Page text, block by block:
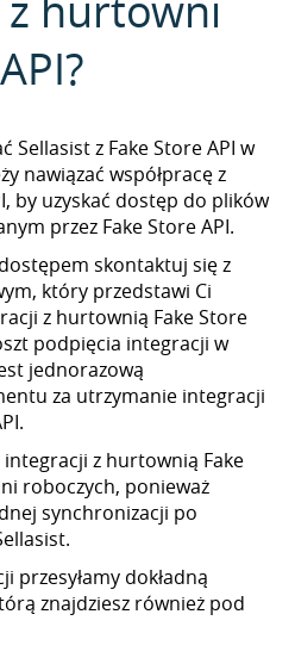
Sellasist z Fake Store API w
nawiązać współpracę z
by uzyskać dostęp do plików
przez Fake Store API.
skontaktuj się z
który przedstawi Ci
z hurtownią Fake Store
podpięcia integracji w
jednorazową
za utrzymanie integracji
integracji z hurtownią Fake
roboczych, ponieważ
synchronizacji po
przesyłamy dokładną
znajdziesz również pod